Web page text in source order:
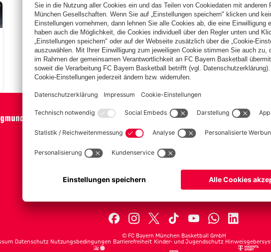
PARTNER
Tabelle
© FC Bayern München Basketball GmbH
Datenschutz Nutzungsbedingungen Barrierefreiheit Kinder- und Jugendschutz